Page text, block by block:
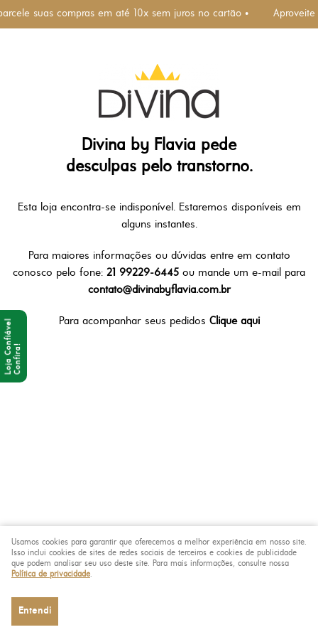
suas compras em até 10x sem juros no cartão •
Divina by Flavia pede
desculpas pelo transtorno.
Esta loja encontra-se indisponível. Estaremos disponíveis em
alguns instantes.
Para maiores informações ou dúvidas entre em contato
conosco pelo fone: 21 99229-6445 ou mande um e-mail para
contato@divinabyflavia.com.br
Para acompanhar seus pedidos Clique aqui
Usamos cookies para garantir que oferecemos a melhor experiência em nosso site.
Isso inclui cookies de sites de redes sociais de terceiros e cookies de publicidade
que podem analisar seu uso deste site. Para mais informações, consulte nossa
Política de privacidade.
Entendi